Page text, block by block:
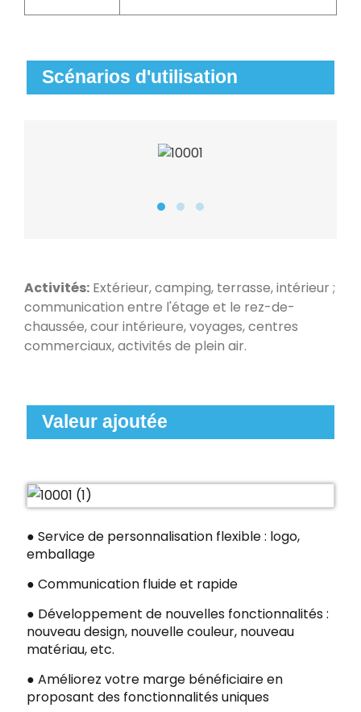
Scénarios d'utilisation
Activités: Extérieur, camping, terrasse, intérieur ;
communication entre l'étage et le rez-de-
chaussée, cour intérieure, voyages, centres
commerciaux, activités de plein air.
Valeur ajoutée
● Service de personnalisation flexible : logo,
emballage
● Communication fluide et rapide
● Développement de nouvelles fonctionnalités :
nouveau design, nouvelle couleur, nouveau
matériau, etc.
● Améliorez votre marge bénéficiaire en
proposant des fonctionnalités uniques